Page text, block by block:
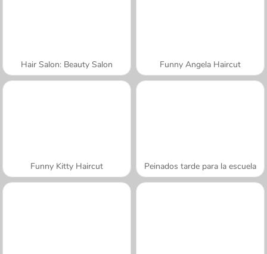
Hair Salon: Beauty Salon Funny Angela Haircut
Funny Kitty Haircut Peinados tarde para la escuela